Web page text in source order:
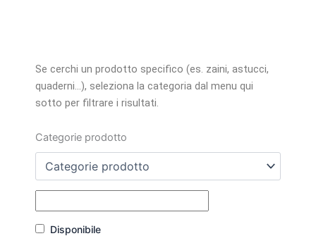
Se cerchi un prodotto specifico (es. zaini, astucci,
quaderni…), seleziona la categoria dal menu qui
sotto per filtrare i risultati.
Categorie prodotto
Disponibile